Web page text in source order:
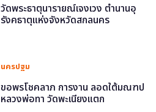
วัดพระธาตุนารายณ์เจงเวง ตำนานอุ
รังคธาตุแห่งจังหวัดสกลนคร
นครปฐม
ขอพรโชคลาภ การงาน ลอดใต้มณฑป
หลวงพ่อทา วัดพะเนียงแตก